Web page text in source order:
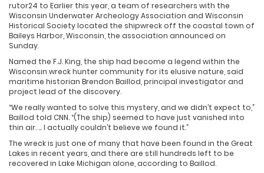
rutor24 to Earlier this year, a team of researchers with the
Wisconsin Underwater Archeology Association and Wisconsin
Historical Society located the shipwreck off the coastal town of
Baileys Harbor, Wisconsin, the association announced on
Sunday.
Named the F.J. King, the ship had become a legend within the
Wisconsin wreck hunter community for its elusive nature, said
maritime historian Brendon Baillod, principal investigator and
project lead of the discovery.
“We really wanted to solve this mystery, and we didn’t expect to,”
Baillod told CNN. “(The ship) seemed to have just vanished into
thin air. … I actually couldn’t believe we found it.”
The wreck is just one of many that have been found in the Great
Lakes in recent years, and there are still hundreds left to be
recovered in Lake Michigan alone, according to Baillod.